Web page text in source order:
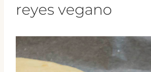
reyes vegano